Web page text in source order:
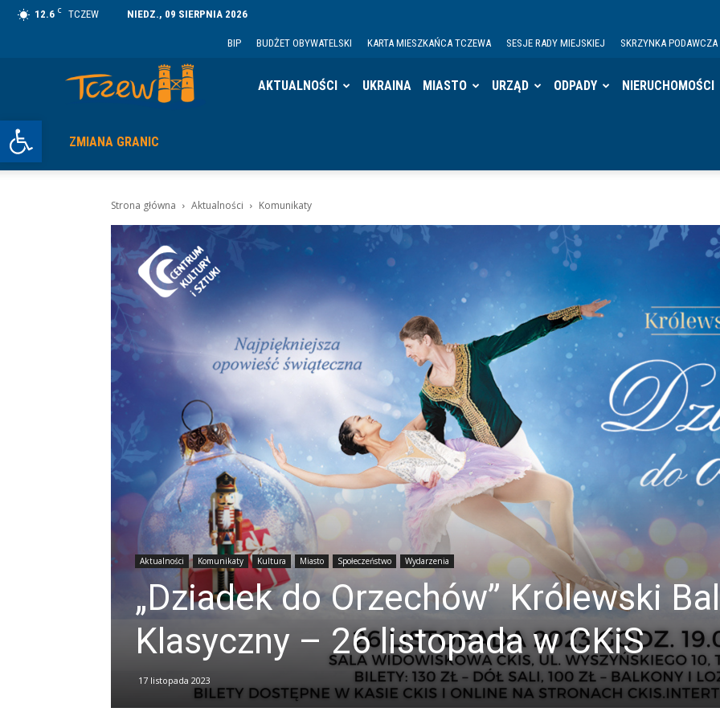
Otwórz pasek narzędzi
12.6 C TCZEW NIEDZ., 09 SIERPNIA 2026
BIP BUDŻET OBYWATELSKI KARTA MIESZKAŃCA TCZEWA SESJE RADY MIEJSKIEJ SKRZYNKA PODAWCZA
AKTUALNOŚCI UKRAINA MIASTO URZĄD ODPADY NIERUCHOMOŚCI
ZMIANA GRANIC
Strona główna Aktualności Komunikaty
Aktualności Komunikaty Kultura Miasto Społeczeństwo Wydarzenia
„Dziadek do Orzechów” Królewski
Klasyczny – 26 listopada w CKiS
17 listopada 2023